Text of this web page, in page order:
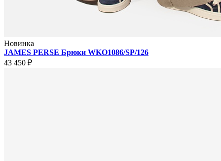
Новинка
JAMES PERSE Брюки WKO1086/SP/126
43 450 ₽